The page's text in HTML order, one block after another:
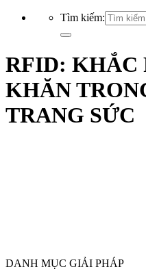
Tìm kiếm:
RFID: KHẮC
KHĂN
TRANG SỨC
DANH MỤC GIẢI PHÁP